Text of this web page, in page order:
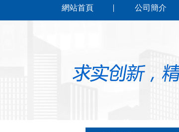
網站首頁 公司簡介